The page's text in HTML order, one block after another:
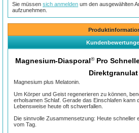
Sie müssensich anmelden um den ausgewählten
aufzunehmen.
Magnesium-Diasporal®Pro
Direktgranulat
Magnesium plus Melatonin.
Um Körper und Geist regenerieren zu können,
erholsamen Schlaf. Gerade das Einschlafen kann
Lebensweise heute oft schwerfallen.
Die sinnvolle Zusammensetzung: Heute schneller
vom Tag.